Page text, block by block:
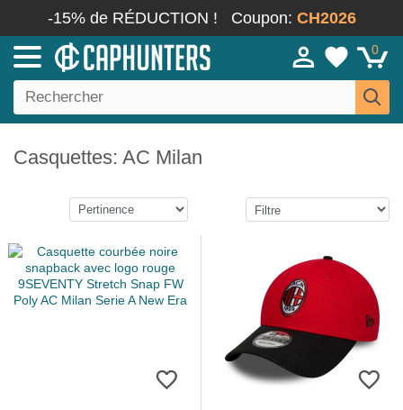
-15% de RÉDUCTION ! Coupon: CH2026
0
Casquettes: AC Milan